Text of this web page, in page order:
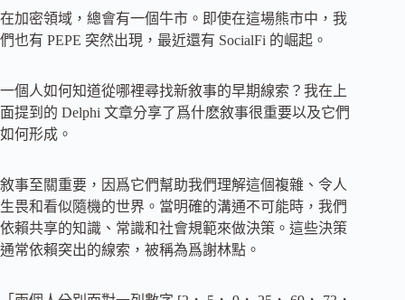
在加密領域，總會有一個牛市。即使在這場熊市中，我
們也有 PEPE 突然出現，最近還有 SocialFi 的崛起。
一個人如何知道從哪裡尋找新敘事的早期線索？我在上
面提到的 Delphi 文章分享了爲什麽敘事很重要以及它們
如何形成。
敘事至關重要，因爲它們幫助我們理解這個複雜、令人
生畏和看似隨機的世界。當明確的溝通不可能時，我們
依賴共享的知識、常識和社會規範來做決策。這些決策
通常依賴突出的線索，被稱為爲謝林點。